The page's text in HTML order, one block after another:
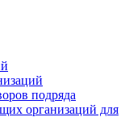
подряда
организаций для